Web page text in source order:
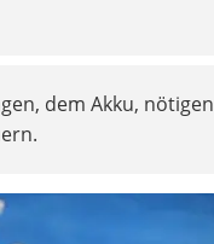
dem Akku, nötigen